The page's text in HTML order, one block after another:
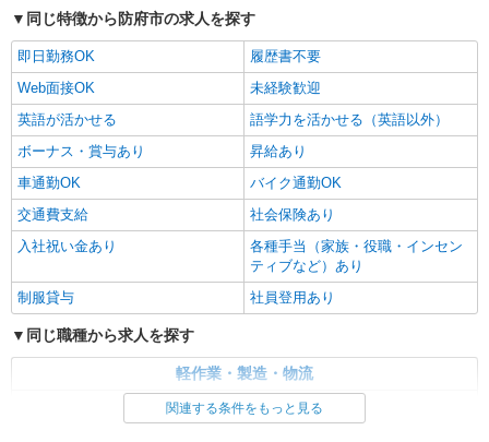
同じ特徴から防府市の求人を探す
即日勤務OK
履歴書不要
Web面接OK
未経験歓迎
英語が活かせる
語学力を活かせる（英語以外）
ボーナス・賞与あり
昇給あり
車通勤OK
バイク通勤OK
交通費支給
社会保険あり
入社祝い金あり
各種手当（家族・役職・インセン
ティブなど）あり
制服貸与
社員登用あり
同じ職種から求人を探す
軽作業・製造・物流
関連する条件をもっと見る